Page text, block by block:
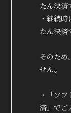
たん決済
・継続
たん決済
そのため
せん。
・「ソ
済」でご